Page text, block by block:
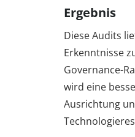
Ergebnis
Diese Audits
Erkenntnisse
Governance-
wird eine
Ausrichtung